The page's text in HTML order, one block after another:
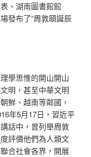
、湖南圖書館館
發布了“周敦頤誕辰
學思惟的開山開山
明，甚至中華文明
鮮、越南等鄰國，
年5月17日，習近平
話中，曾列舉周敦
度評價他們為人類文
合社會各界，開展